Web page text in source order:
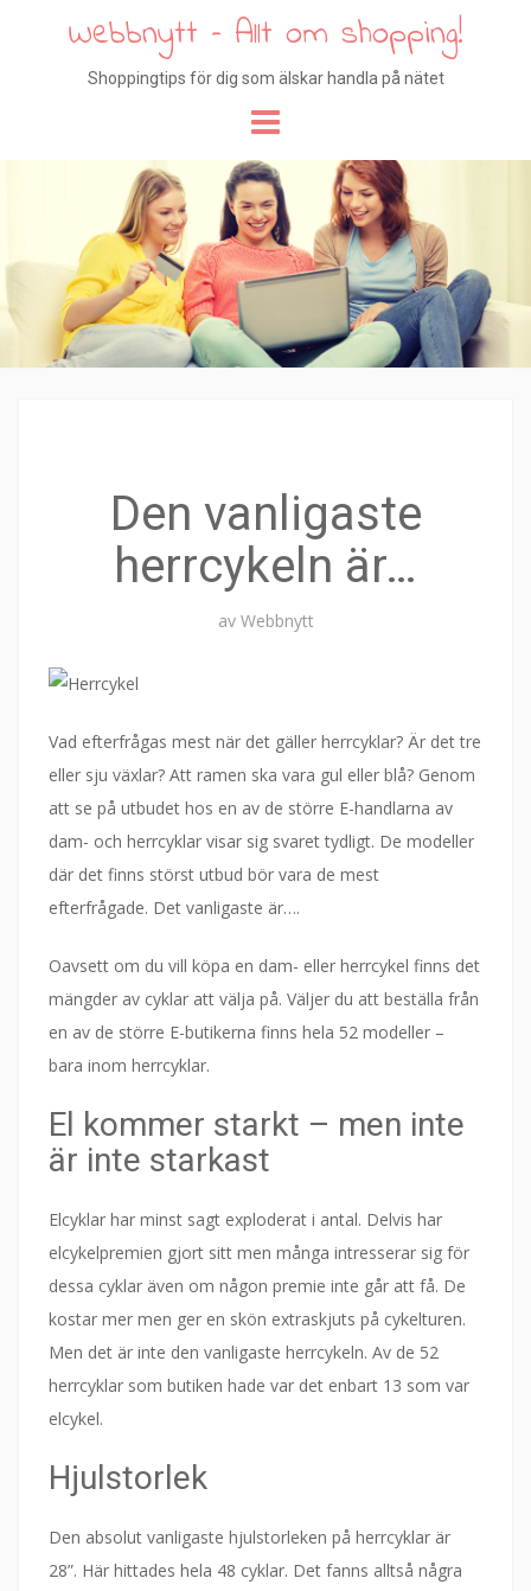
Webbnytt – Allt om shopping!
Shoppingtips för dig som älskar handla på nätet
Hoppa
Den vanligaste
herrcykeln är…
av Webbnytt
Vad efterfrågas mest när det gäller herrcyklar? Är det tre
eller sju växlar? Att ramen ska vara gul eller blå? Genom
att se på utbudet hos en av de större E-handlarna av
dam- och herrcyklar visar sig svaret tydligt. De modeller
där det finns störst utbud bör vara de mest
efterfrågade. Det vanligaste är….
Oavsett om du vill köpa en dam- eller herrcykel finns det
mängder av cyklar att välja på. Väljer du att beställa från
en av de större E-butikerna finns hela 52 modeller –
bara inom herrcyklar.
El kommer starkt – men inte
är inte starkast
Elcyklar har minst sagt exploderat i antal. Delvis har
elcykelpremien gjort sitt men många intresserar sig för
dessa cyklar även om någon premie inte går att få. De
kostar mer men ger en skön extraskjuts på cykelturen.
Men det är inte den vanligaste herrcykeln. Av de 52
herrcyklar som butiken hade var det enbart 13 som var
elcykel.
Hjulstorlek
Den absolut vanligaste hjulstorleken på herrcyklar är
28”. Här hittades hela 48 cyklar. Det fanns alltså några